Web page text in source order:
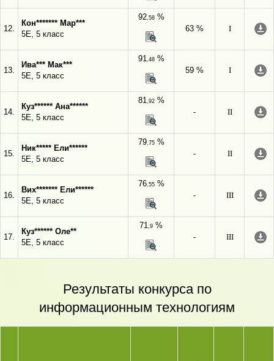
12.
Кон******* Мар***
5Е, 5 класс
92,58%
63 %
I
13.
Ива*** Мак***
5Е, 5 класс
91,48%
59 %
I
14.
Куз****** Ана******
5Е, 5 класс
81,92%
-
II
15.
Ник***** Ели******
5Е, 5 класс
79,75%
-
II
16.
Вих******* Ели******
5Е, 5 класс
76,55%
-
III
17.
Куз****** Оле**
5Е, 5 класс
71,9 %
-
III
Результаты конкурса по
информационным технологиям